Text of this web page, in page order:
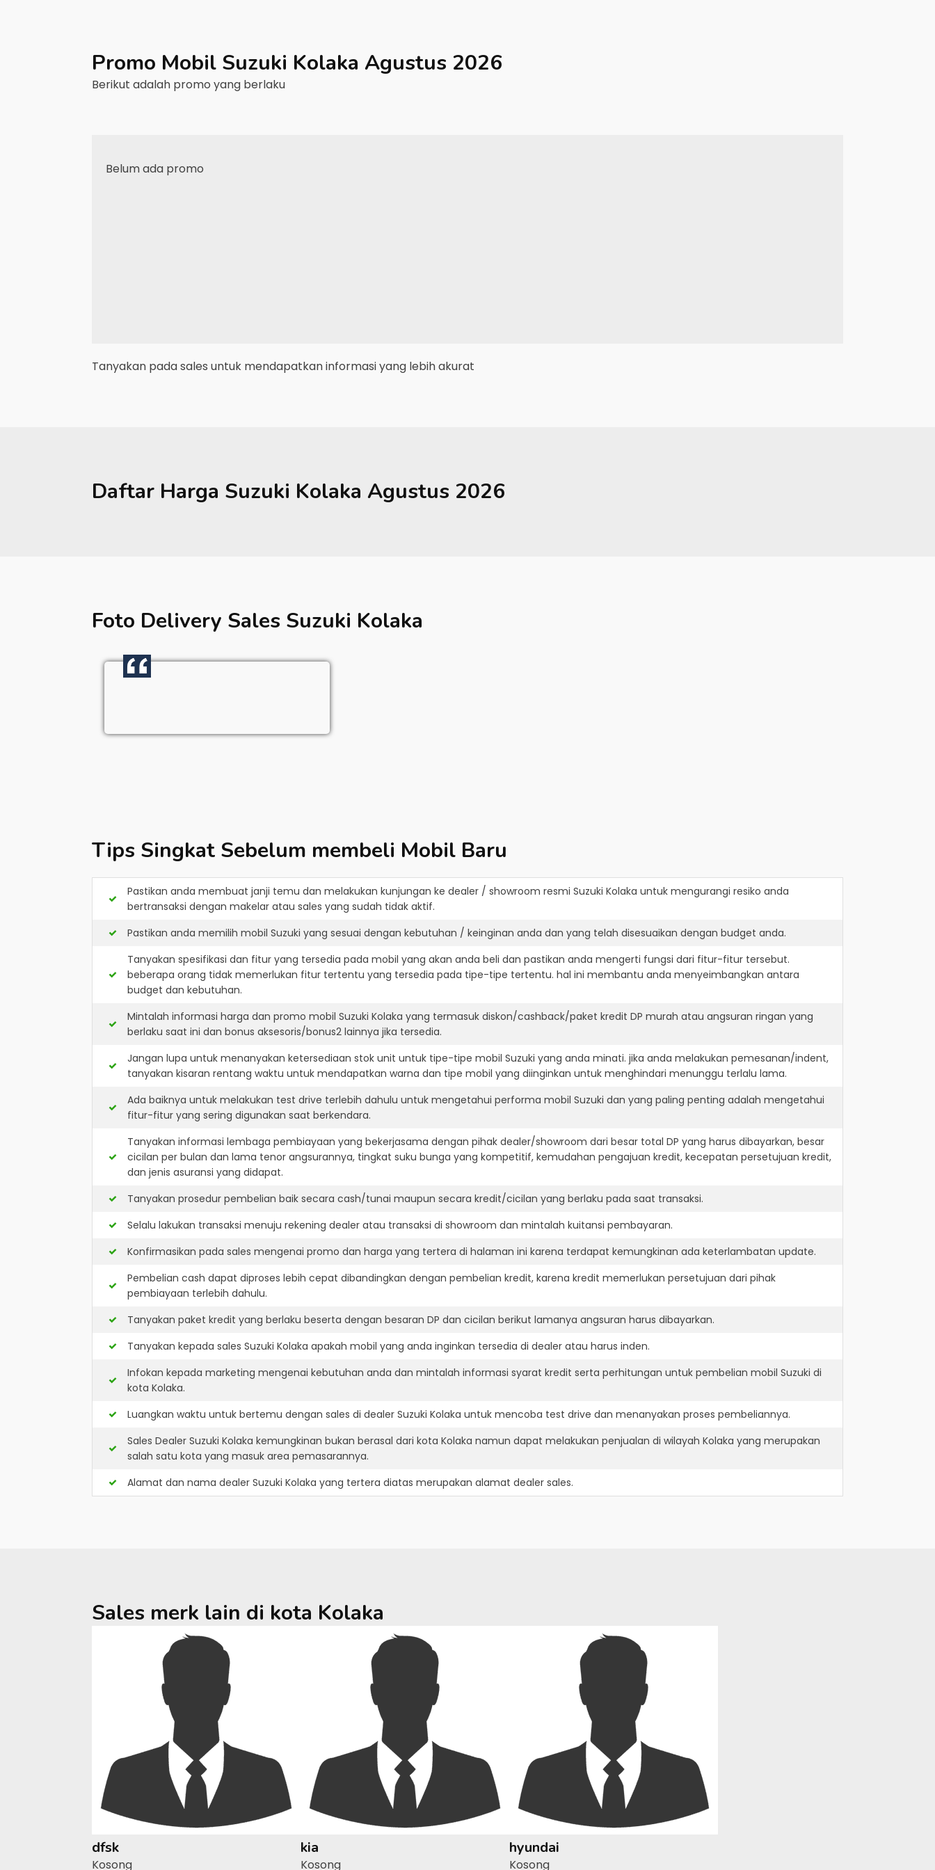
Promo Mobil Suzuki Kolaka Agustus 2026
Berikut adalah promo yang berlaku
Belum ada promo
Tanyakan pada sales untuk mendapatkan informasi yang lebih akurat
Daftar Harga Suzuki Kolaka Agustus 2026
Foto Delivery Sales Suzuki Kolaka
Tips Singkat Sebelum membeli Mobil Baru
Pastikan anda membuat janji temu dan melakukan kunjungan ke dealer / showroom resmi Suzuki Kolaka untuk mengurangi resiko anda
bertransaksi dengan makelar atau sales yang sudah tidak aktif.
Pastikan anda memilih mobil Suzuki yang sesuai dengan kebutuhan / keinginan anda dan yang telah disesuaikan dengan budget anda.
Tanyakan spesifikasi dan fitur yang tersedia pada mobil yang akan anda beli dan pastikan anda mengerti fungsi dari fitur-fitur tersebut.
beberapa orang tidak memerlukan fitur tertentu yang tersedia pada tipe-tipe tertentu. hal ini membantu anda menyeimbangkan antara
budget dan kebutuhan.
Mintalah informasi harga dan promo mobil Suzuki Kolaka yang termasuk diskon/cashback/paket kredit DP murah atau angsuran ringan yang
berlaku saat ini dan bonus aksesoris/bonus2 lainnya jika tersedia.
Jangan lupa untuk menanyakan ketersediaan stok unit untuk tipe-tipe mobil Suzuki yang anda minati. jika anda melakukan pemesanan/indent,
tanyakan kisaran rentang waktu untuk mendapatkan warna dan tipe mobil yang diinginkan untuk menghindari menunggu terlalu lama.
Ada baiknya untuk melakukan test drive terlebih dahulu untuk mengetahui performa mobil Suzuki dan yang paling penting adalah mengetahui
fitur-fitur yang sering digunakan saat berkendara.
Tanyakan informasi lembaga pembiayaan yang bekerjasama dengan pihak dealer/showroom dari besar total DP yang harus dibayarkan, besar
cicilan per bulan dan lama tenor angsurannya, tingkat suku bunga yang kompetitif, kemudahan pengajuan kredit, kecepatan persetujuan kredit,
dan jenis asuransi yang didapat.
Tanyakan prosedur pembelian baik secara cash/tunai maupun secara kredit/cicilan yang berlaku pada saat transaksi.
Selalu lakukan transaksi menuju rekening dealer atau transaksi di showroom dan mintalah kuitansi pembayaran.
Konfirmasikan pada sales mengenai promo dan harga yang tertera di halaman ini karena terdapat kemungkinan ada keterlambatan update.
Pembelian cash dapat diproses lebih cepat dibandingkan dengan pembelian kredit, karena kredit memerlukan persetujuan dari pihak
pembiayaan terlebih dahulu.
Tanyakan paket kredit yang berlaku beserta dengan besaran DP dan cicilan berikut lamanya angsuran harus dibayarkan.
Tanyakan kepada sales Suzuki Kolaka apakah mobil yang anda inginkan tersedia di dealer atau harus inden.
Infokan kepada marketing mengenai kebutuhan anda dan mintalah informasi syarat kredit serta perhitungan untuk pembelian mobil Suzuki di
kota Kolaka.
Luangkan waktu untuk bertemu dengan sales di dealer Suzuki Kolaka untuk mencoba test drive dan menanyakan proses pembeliannya.
Sales Dealer Suzuki Kolaka kemungkinan bukan berasal dari kota Kolaka namun dapat melakukan penjualan di wilayah Kolaka yang merupakan
salah satu kota yang masuk area pemasarannya.
Alamat dan nama dealer Suzuki Kolaka yang tertera diatas merupakan alamat dealer sales.
Sales merk lain di kota Kolaka
dfsk
Kosong
kia
Kosong
hyundai
Kosong